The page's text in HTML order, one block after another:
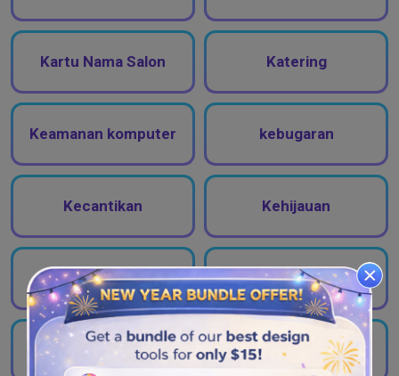
Kartu Nama Salon Katering
Keamanan komputer kebugaran
Kecantikan Kehijauan
kelelawar Kencan
Komputer Komunikasi